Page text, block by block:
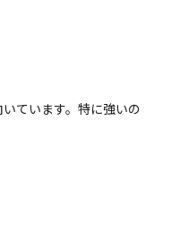
ています。特に強いの